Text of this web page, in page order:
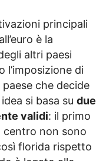
principali
è la
altri paesi
l’imposizione di
che decide
si basa su due
validi: il primo
centro non sono
florida rispetto